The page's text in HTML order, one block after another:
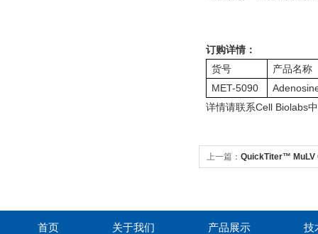
订购详情：
货号
产品名称
MET-5090
详情请联系Cell Biolabs
上一篇： QuickTiter™ MuLV
首页 关于我们 产品展示 技